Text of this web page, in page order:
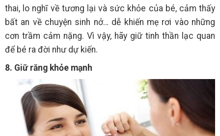
thai, lo nghĩ về tương lại và sức khỏe của bé, cảm thấy
bất an về chuyện sinh nở… dễ khiến mẹ rơi vào những
cơn trầm cảm nặng. Vì vậy, hãy giữ tinh thần lạc quan
để bé ra đời như dự kiến.
8. Giữ răng khỏe mạnh